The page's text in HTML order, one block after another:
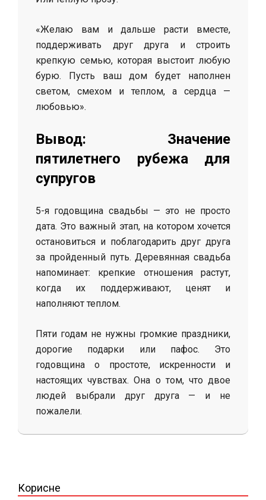
«Желаю вам и дальше расти вместе,
поддерживать друг друга и строить
крепкую семью, которая выстоит любую
бурю. Пусть ваш дом будет наполнен
светом, смехом и теплом, а сердца —
любовью».
Вывод: Значение
пятилетнего рубежа для
супругов
5-я годовщина свадьбы — это не просто
дата. Это важный этап, на котором хочется
остановиться и поблагодарить друг друга
за пройденный путь. Деревянная свадьба
напоминает: крепкие отношения растут,
когда их поддерживают, ценят и
наполняют теплом.
Пяти годам не нужны громкие праздники,
дорогие подарки или пафос. Это
годовщина о простоте, искренности и
настоящих чувствах. Она о том, что двое
людей выбрали друг друга — и не
пожалели.
2025-
Корисне